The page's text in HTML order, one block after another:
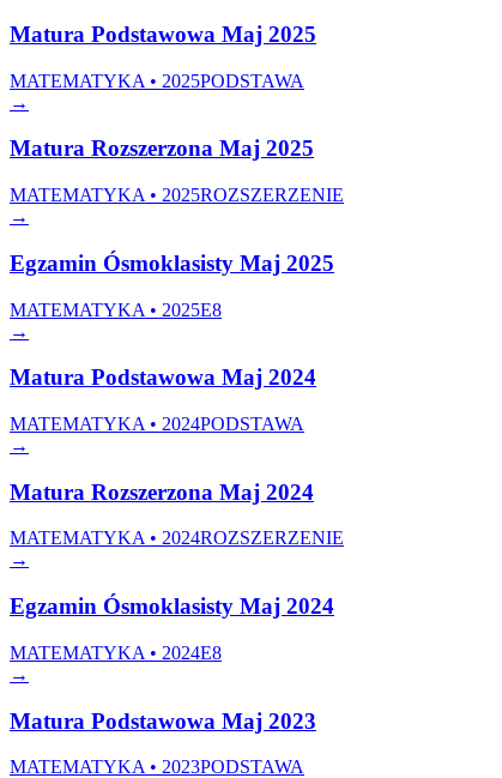
Matura Podstawowa Maj 2025
MATEMATYKA • 2025PODSTAWA
→
Matura Rozszerzona Maj 2025
MATEMATYKA • 2025ROZSZERZENIE
→
Egzamin Ósmoklasisty Maj 2025
MATEMATYKA • 2025E8
→
Matura Podstawowa Maj 2024
MATEMATYKA • 2024PODSTAWA
→
Matura Rozszerzona Maj 2024
MATEMATYKA • 2024ROZSZERZENIE
→
Egzamin Ósmoklasisty Maj 2024
MATEMATYKA • 2024E8
→
Matura Podstawowa Maj 2023
MATEMATYKA • 2023PODSTAWA